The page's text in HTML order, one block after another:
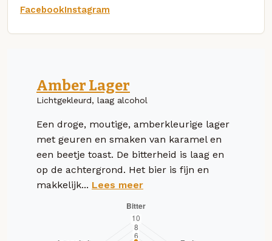
FacebookInstagram
Amber Lager
Lichtgekleurd, laag alcohol
Een droge, moutige, amberkleurige lager
met geuren en smaken van karamel en
een beetje toast. De bitterheid is laag en
op de achtergrond. Het bier is fijn en
makkelijk... Lees meer